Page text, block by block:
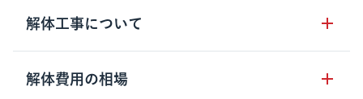
サービスの流れ
サービスのメリット
クラッソーネの自治体連携
解体工事について
解体工事の基礎知識
解体費用の相場